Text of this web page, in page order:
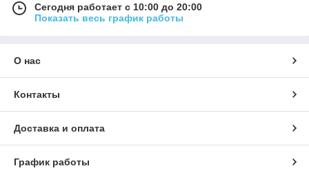
Сегодня работает с 10:00 до 20:00
Показать весь график работы
О нас
Контакты
Доставка и оплата
График работы